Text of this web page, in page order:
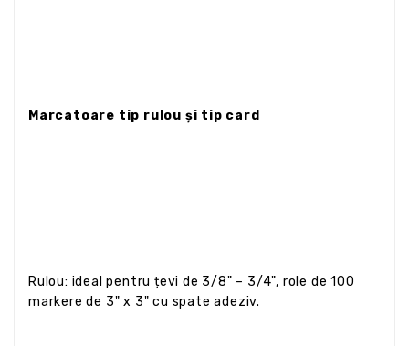
Marcatoare tip rulou și tip card
Rulou: ideal pentru țevi de 3/8" – 3/4", role de 100
markere de 3" x 3" cu spate adeziv.